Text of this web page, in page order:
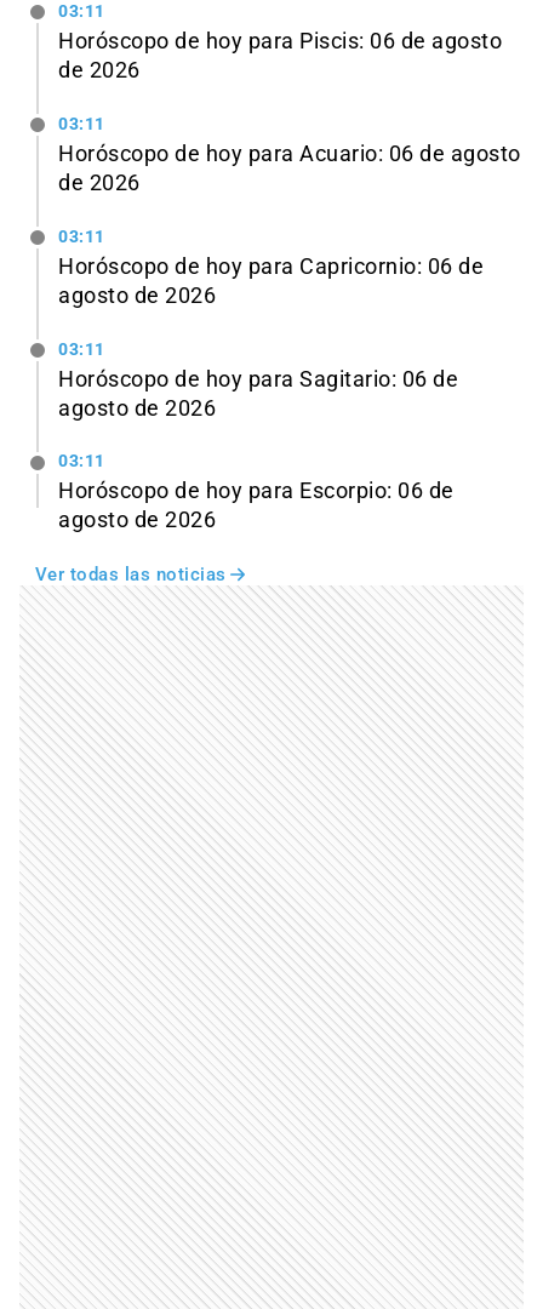
03:11
Horóscopo de hoy para Piscis: 06 de agosto
de 2026
03:11
Horóscopo de hoy para Acuario: 06 de agosto
de 2026
03:11
Horóscopo de hoy para Capricornio: 06 de
agosto de 2026
03:11
Horóscopo de hoy para Sagitario: 06 de
agosto de 2026
03:11
Horóscopo de hoy para Escorpio: 06 de
agosto de 2026
Ver todas las noticias